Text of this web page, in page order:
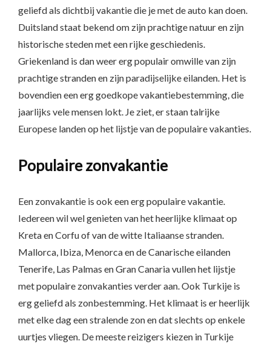
geliefd als dichtbij vakantie die je met de auto kan doen.
Duitsland staat bekend om zijn prachtige natuur en zijn
historische steden met een rijke geschiedenis.
Griekenland is dan weer erg populair omwille van zijn
prachtige stranden en zijn paradijselijke eilanden. Het is
bovendien een erg goedkope vakantiebestemming, die
jaarlijks vele mensen lokt. Je ziet, er staan talrijke
Europese landen op het lijstje van de populaire vakanties.
Populaire zonvakantie
Een zonvakantie is ook een erg populaire vakantie.
Iedereen wil wel genieten van het heerlijke klimaat op
Kreta en Corfu of van de witte Italiaanse stranden.
Mallorca, Ibiza, Menorca en de Canarische eilanden
Tenerife, Las Palmas en Gran Canaria vullen het lijstje
met populaire zonvakanties verder aan. Ook Turkije is
erg geliefd als zonbestemming. Het klimaat is er heerlijk
met elke dag een stralende zon en dat slechts op enkele
uurtjes vliegen. De meeste reizigers kiezen in Turkije